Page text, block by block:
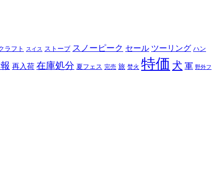
ラフト スイス ストーブ スノーピーク セール ツーリング ハン
再入荷 在庫処分 夏フェス 完売 旅 焚火 特価 犬 軍 野外フ